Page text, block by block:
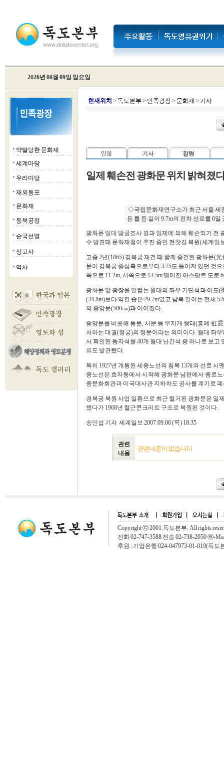
2026년 08월 09일 일요일
■ 약탈당한 문화재
■ 세계마당
■ 우리마당
■ 재외동포
■ 문화재
■ 동북공정
■ 순국선열
■ 상고사
■ 역사
현재위치 > 독도본부 > 민족광장> 문화재 > 기사
일제 훼손전 광화문 위치 밝혀졌
◇국립문화재연구소가 최근 서울 세
든 틀 등 길이 9.7m의 전차 선로를 6
광화문 일대 발굴조사 결과 일제에 의해 훼손되기 전
수 발견돼 문화재청이 추진 중인 전찻길 복원(세계일
고종 2년(1865) 경복궁 재건 때 함께 중건된 광화문(
문이 경복궁 중심축으로부터 3.75도 틀어져 있던 것
쪽으로 11.2m, 서쪽으로 13.5m 떨어진 아스팔트 도
광화문 앞 광장을 일컫는 월대의 좌우 기단석과 어도
(34.8m)보다 약간 좁은 29.7m였고 남북 길이는 전체
의 중앙문(500㎝)과 이어졌다.
중앙문을 비롯해 동문, 서문 등 무지개 형태(홍예·虹
처하는 대궐(정궁)의 정문이라는 의미이다. 월대 좌
서 확인된 동자석을 40개 월대 난간석 중 하나로 보
류도 발견됐다.
특히 1927년 개통된 세종노선의 침목 13개와 선로
종노선은 효자동에서 시작해 광화문 남편에서 종로
종문화회관과 미국대사관 지하차도 공사를 계기로
경복궁 복원 사업 일환으로 최근 철거된 광화문은 일
됐다가 1968년 철근콘크리트 구조로 복원된 것이다.
송민섭 기자 세계일보 2007.09.06 (목) 18:35
관련
내용
관련내용이 없습니다
Copyright ⓒ 2001.독도본부. All rights
전화 02-747-3588 전송 02-738-2050 ⓔ-
후원 : 기업은행 024-047973-01-019(독도